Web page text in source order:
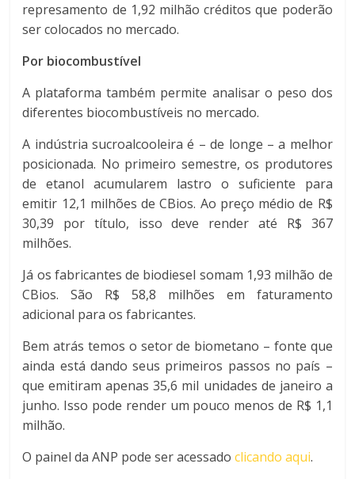
represamento de 1,92 milhão créditos que poderão
ser colocados no mercado.
Por biocombustível
A plataforma também permite analisar o peso dos
diferentes biocombustíveis no mercado.
A indústria sucroalcooleira é – de longe – a melhor
posicionada. No primeiro semestre, os produtores
de etanol acumularem lastro o suficiente para
emitir 12,1 milhões de CBios. Ao preço médio de R$
30,39 por título, isso deve render até R$ 367
milhões.
Já os fabricantes de biodiesel somam 1,93 milhão de
CBios. São R$ 58,8 milhões em faturamento
adicional para os fabricantes.
Bem atrás temos o setor de biometano – fonte que
ainda está dando seus primeiros passos no país –
que emitiram apenas 35,6 mil unidades de janeiro a
junho. Isso pode render um pouco menos de R$ 1,1
milhão.
O painel da ANP pode ser acessadoclicando aqui.